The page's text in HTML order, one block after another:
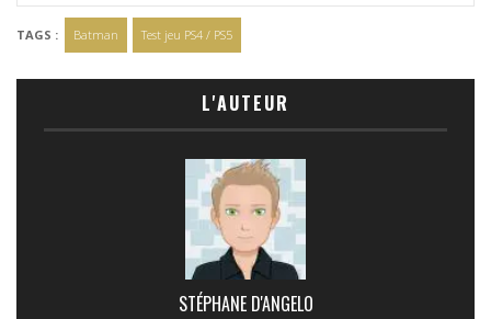
TAGS : Batman Test jeu PS4 / PS5
L'AUTEUR
STÉPHANE D'ANGELO